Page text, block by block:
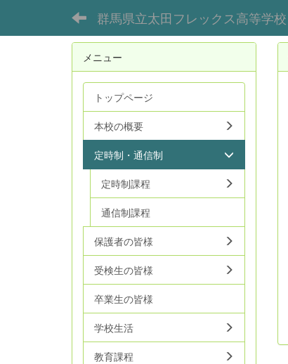
群馬県立太田フレックス高等学校
メニュー
トップページ
本校の概要
定時制・通信制
定時制課程
通信制課程
保護者の皆様
受検生の皆様
卒業生の皆様
学校生活
教育課程